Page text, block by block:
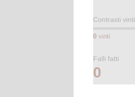
Contrasti vinti
0 vinti
Falli fatti
0